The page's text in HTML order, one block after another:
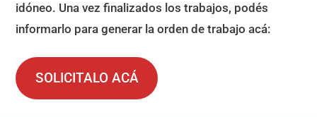
idóneo. Una vez finalizados los trabajos, podés
informarlo para generar la orden de trabajo acá:
SOLICITALO ACÁ